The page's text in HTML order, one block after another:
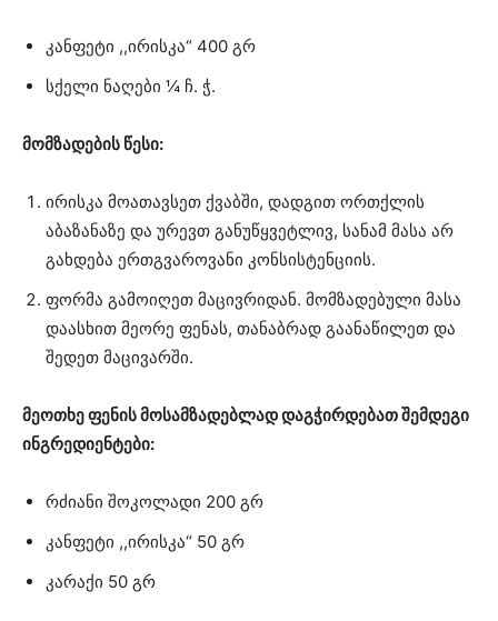
კანფეტი ,,ირისკა“ 400 გრ
სქელი ნაღები ¼ ჩ. ჭ.
მომზადების წესი:
ირისკა მოათავსეთ ქვაბში, დადგით ორთქლის
აბაზანაზე და ურევთ განუწყვეტლივ, სანამ მასა არ
გახდება ერთგვაროვანი კონსისტენციის.
ფორმა გამოიღეთ მაცივრიდან. მომზადებული მასა
დაასხით მეორე ფენას, თანაბრად გაანაწილეთ და
შედეთ მაცივარში.
მეოთხე ფენის მოსამზადებლად დაგჭირდებათ შემდეგი
ინგრედიენტები:
რძიანი შოკოლადი 200 გრ
კანფეტი ,,ირისკა“ 50 გრ
კარაქი 50 გრ